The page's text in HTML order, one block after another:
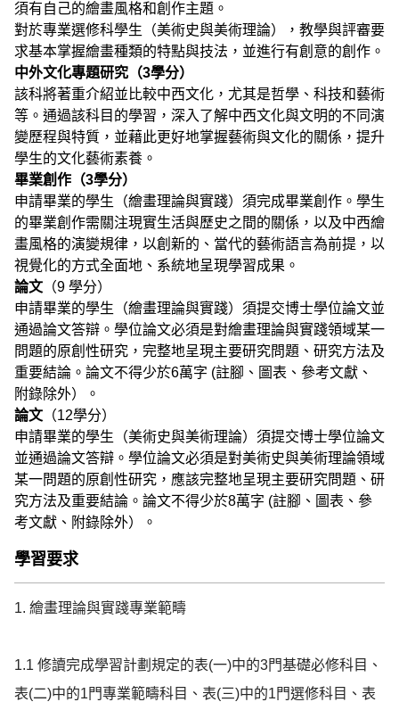
須有自己的繪畫風格和創作主題。
對於專業選修科學生（美術史與美術理論），教學與評審要
求基本掌握繪畫種類的特點與技法，並進行有創意的創作。
中外文化專題研究（3學分）
該科將著重介紹並比較中西文化，尤其是哲學、科技和藝術
等。通過該科目的學習，深入了解中西文化與文明的不同演
變歷程與特質，並藉此更好地掌握藝術與文化的關係，提升
學生的文化藝術素養。
畢業創作（3學分）
申請畢業的學生（繪畫理論與實踐）須完成畢業創作。學生
的畢業創作需關注現實生活與歷史之間的關係，以及中西繪
畫風格的演變規律，以創新的、當代的藝術語言為前提，以
視覺化的方式全面地、系統地呈現學習成果。
論文 （9 學分）
申請畢業的學生（繪畫理論與實踐）須提交博士學位論文並
通過論文答辯。學位論文必須是對繪畫理論與實踐領域某一
問題的原創性研究，完整地呈現主要研究問題、研究方法及
重要結論。論文不得少於6萬字 (註腳、圖表、參考文獻、
附錄除外）。
論文 （12學分）
申請畢業的學生（美術史與美術理論）須提交博士學位論文
並通過論文答辯。學位論文必須是對美術史與美術理論領域
某一問題的原創性研究，應該完整地呈現主要研究問題、研
究方法及重要結論。論文不得少於8萬字 (註腳、圖表、參
考文獻、附錄除外）。
學習要求
1. 繪畫理論與實踐專業範疇
1.1 修讀完成學習計劃規定的表(一)中的3門基礎必修科目、
表(二)中的1門專業範疇科目、表(三)中的1門選修科目、表